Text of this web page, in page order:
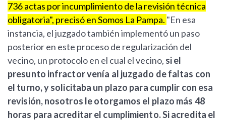
736 actas por incumplimiento de la revisión técnica
obligatoria", precisó en Somos La Pampa. "En esa
instancia, el juzgado también implementó un paso
posterior en este proceso de regularización del
vecino, un protocolo en el cual el vecino, si el
presunto infractor venía al juzgado de faltas con
el turno, y solicitaba un plazo para cumplir con esa
revisión, nosotros le otorgamos el plazo más 48
horas para acreditar el cumplimiento. Si acredita el